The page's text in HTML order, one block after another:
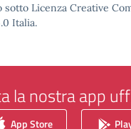
sotto Licenza Creative
Italia.
la nostra app
App Store